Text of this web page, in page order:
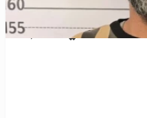
متورطاً في جرائم